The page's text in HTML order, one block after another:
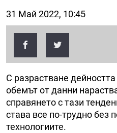
31 Май 2022, 10:45
С разрастване
обемът от данни
справянето с тази
става все по-трудно без
технологиите.